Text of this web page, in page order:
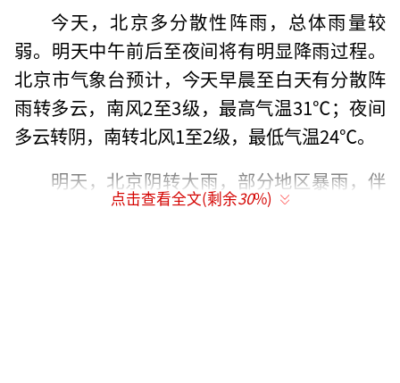
今天，北京多分散性阵雨，总体雨量较
弱。明天中午前后至夜间将有明显降雨过程。
北京市气象台预计，今天早晨至白天有分散阵
雨转多云，南风2至3级，最高气温31℃；夜间
多云转阴，南转北风1至2级，最低气温24℃。
明天，北京阴转大雨，部分地区暴雨，伴
有雷电，最高气温30℃，最低气温24℃。后
点击查看全文(剩余30%)